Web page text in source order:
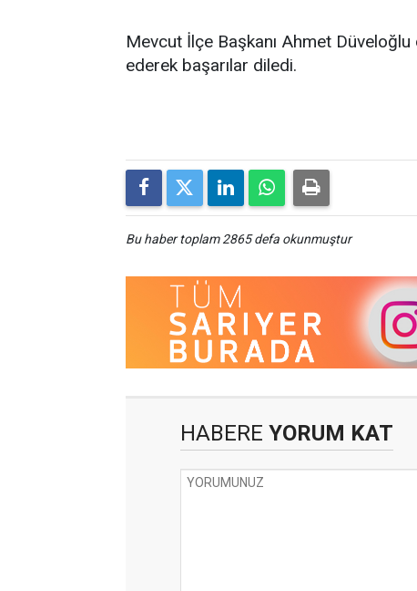
Mevcut İlçe Başkanı Ahmet Düveloğlu
ederek başarılar diledi.
Bu haber toplam 2865 defa okunmuştur
HABERE YORUM KAT